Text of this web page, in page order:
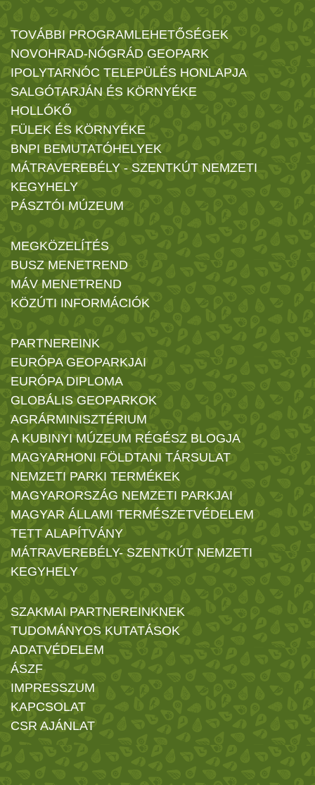
TOVÁBBI PROGRAMLEHETŐSÉGEK
NOVOHRAD-NÓGRÁD GEOPARK
IPOLYTARNÓC TELEPÜLÉS HONLAPJA
SALGÓTARJÁN ÉS KÖRNYÉKE
HOLLÓKŐ
FÜLEK ÉS KÖRNYÉKE
BNPI BEMUTATÓHELYEK
MÁTRAVEREBÉLY - SZENTKÚT NEMZETI
KEGYHELY
PÁSZTÓI MÚZEUM
MEGKÖZELÍTÉS
BUSZ MENETREND
MÁV MENETREND
KÖZÚTI INFORMÁCIÓK
PARTNEREINK
EURÓPA GEOPARKJAI
EURÓPA DIPLOMA
GLOBÁLIS GEOPARKOK
AGRÁRMINISZTÉRIUM
A KUBINYI MÚZEUM RÉGÉSZ BLOGJA
MAGYARHONI FÖLDTANI TÁRSULAT
NEMZETI PARKI TERMÉKEK
MAGYARORSZÁG NEMZETI PARKJAI
MAGYAR ÁLLAMI TERMÉSZETVÉDELEM
TETT ALAPÍTVÁNY
MÁTRAVEREBÉLY- SZENTKÚT NEMZETI
KEGYHELY
SZAKMAI PARTNEREINKNEK
TUDOMÁNYOS KUTATÁSOK
ADATVÉDELEM
ÁSZF
IMPRESSZUM
KAPCSOLAT
CSR AJÁNLAT